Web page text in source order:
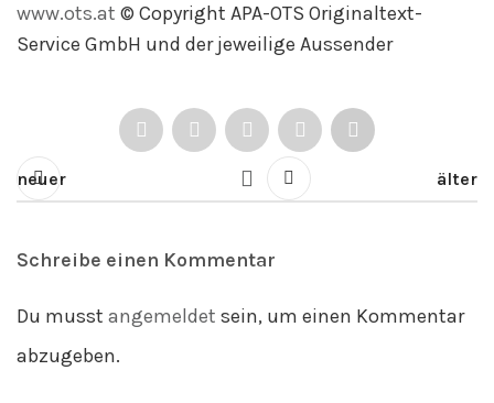
www.ots.at © Copyright APA-OTS Originaltext-
Service GmbH und der jeweilige Aussender
neuer älter
Schreibe einen Kommentar
Du musst angemeldet sein, um einen Kommentar
abzugeben.